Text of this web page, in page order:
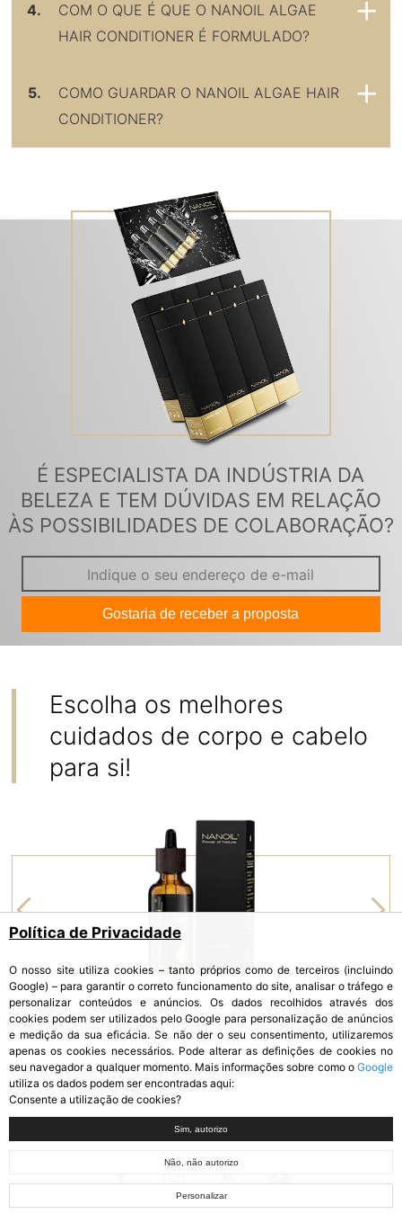
4.
COM O QUE É QUE O NANOIL ALGAE
HAIR CONDITIONER É FORMULADO?
5.
COMO GUARDAR O NANOIL ALGAE HAIR
CONDITIONER?
É ESPECIALISTA DA INDÚSTRIA DA
BELEZA E TEM DÚVIDAS EM RELAÇÃO
ÀS POSSIBILIDADES DE COLABORAÇÃO?
Gostaria de receber a proposta
Escolha os melhores
cuidados de corpo e cabelo
para si!
ÓLEO DE ABACATE
Avocado Oil
Política de Privacidade
O nosso site utiliza cookies – tanto próprios como de terceiros (incluindo
Google) – para garantir o correto funcionamento do site, analisar o tráfego e
personalizar conteúdos e anúncios. Os dados recolhidos através dos
cookies podem ser utilizados pelo Google para personalização de anúncios
e medição da sua eficácia. Se não der o seu consentimento, utilizaremos
apenas os cookies necessários. Pode alterar as definições de cookies no
seu navegador a qualquer momento. Mais informações sobre como o Google
utiliza os dados podem ser encontradas aqui:
Consente a utilização de cookies?
Sim, autorizo
Não, não autorizo
Personalizar